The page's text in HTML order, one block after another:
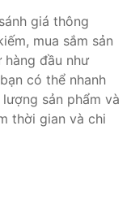
giá thông
mua sắm sản
đầu như
có thể nhanh
sản phẩm và
thời gian và chi